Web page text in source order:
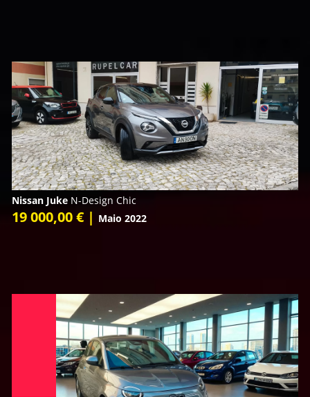
Nissan Juke N-Design Chic
19 000,00 € | Maio 2022